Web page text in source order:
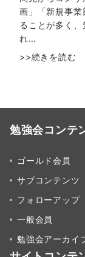
画」「新規事
ることが多く
れ…
>>続きを読む
勉強会コンテ
ゴールド会員
サブコンテンツ
フォローアップ
一般会員
勉強会アーカイ